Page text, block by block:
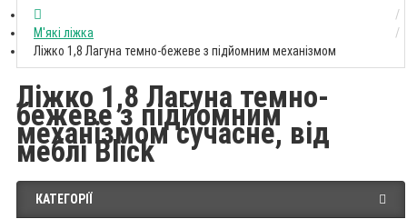
М'які ліжка
Ліжко 1,8 Лагуна темно-бежеве з підйомним механізмом
Ліжко 1,8 Лагуна темно-
бежеве з підйомним
механізмом сучасне, від
меблі Blick
КАТЕГОРІЇ